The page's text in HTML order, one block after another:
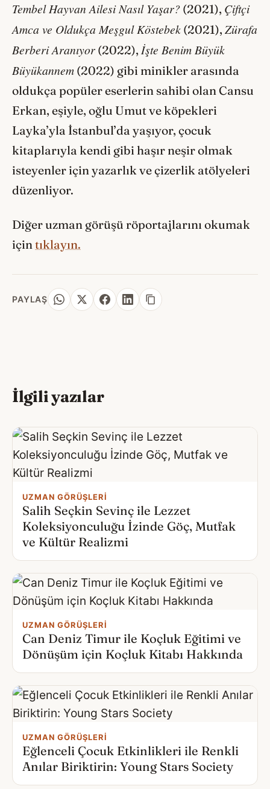
Tembel Hayvan Ailesi Nasıl Yaşar? (2021), Çiftçi
Amca ve Oldukça Meşgul Köstebek (2021), Zürafa
Berberi Aranıyor (2022), İşte Benim Büyük
Büyükannem (2022) gibi minikler arasında
oldukça popüler eserlerin sahibi olan Cansu
Erkan, eşiyle, oğlu Umut ve köpekleri
Layka’yla İstanbul’da yaşıyor, çocuk
kitaplarıyla kendi gibi haşır neşir olmak
isteyenler için yazarlık ve çizerlik atölyeleri
düzenliyor.
Diğer uzman görüşü röportajlarını okumak
içintıklayın.
PAYLAŞ
İlgili yazılar
UZMAN GÖRÜŞLERI
Salih Seçkin Sevinç ile Lezzet
Koleksiyonculuğu İzinde Göç, Mutfak
ve Kültür Realizmi
UZMAN GÖRÜŞLERI
Can Deniz Timur ile Koçluk Eğitimi ve
Dönüşüm için Koçluk Kitabı Hakkında
UZMAN GÖRÜŞLERI
Eğlenceli Çocuk Etkinlikleri ile Renkli
Anılar Biriktirin: Young Stars Society